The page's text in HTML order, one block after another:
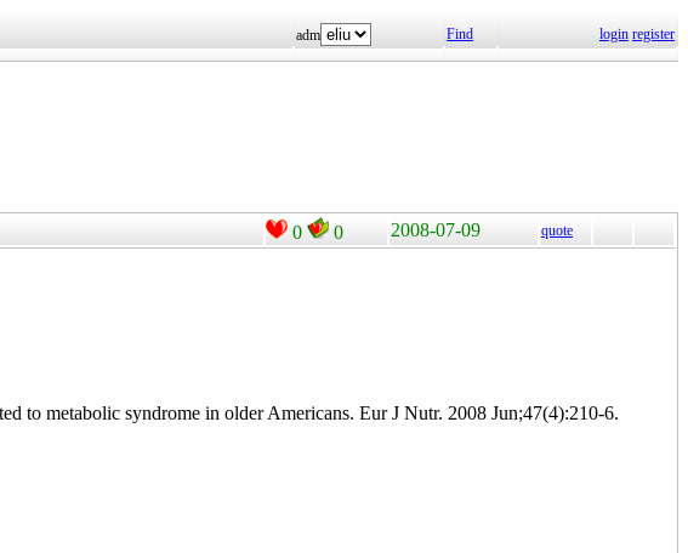
adm Find login register
0 0 2008-07-09 quote
to metabolic syndrome in older Americans. Eur J Nutr. 2008 Jun;47(4):210-6.